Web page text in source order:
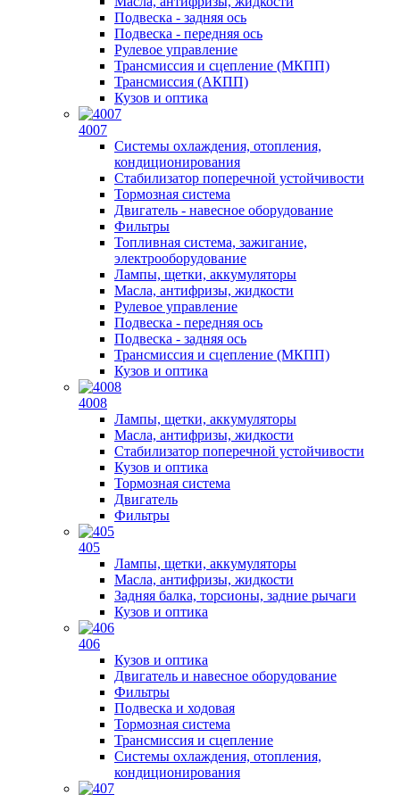
Подвеска - задняя ось
Подвеска - передняя ось
Рулевое управление
Трансмиссия и сцепление (МКПП)
Трансмиссия (АКПП)
Кузов и оптика
4007
Системы охлаждения, отопления,
кондиционирования
Стабилизатор поперечной устойчивости
Тормозная система
Двигатель - навесное оборудование
Фильтры
Топливная система, зажигание,
электрооборудование
Лампы, щетки, аккумуляторы
Масла, антифризы, жидкости
Рулевое управление
Подвеска - передняя ось
Подвеска - задняя ось
Трансмиссия и сцепление (МКПП)
Кузов и оптика
4008
Лампы, щетки, аккумуляторы
Масла, антифризы, жидкости
Стабилизатор поперечной устойчивости
Кузов и оптика
Тормозная система
Двигатель
Фильтры
405
Лампы, щетки, аккумуляторы
Масла, антифризы, жидкости
Задняя балка, торсионы, задние рычаги
Кузов и оптика
406
Кузов и оптика
Двигатель и навесное оборудование
Фильтры
Подвеска и ходовая
Тормозная система
Трансмиссия и сцепление
Системы охлаждения, отопления,
кондиционирования